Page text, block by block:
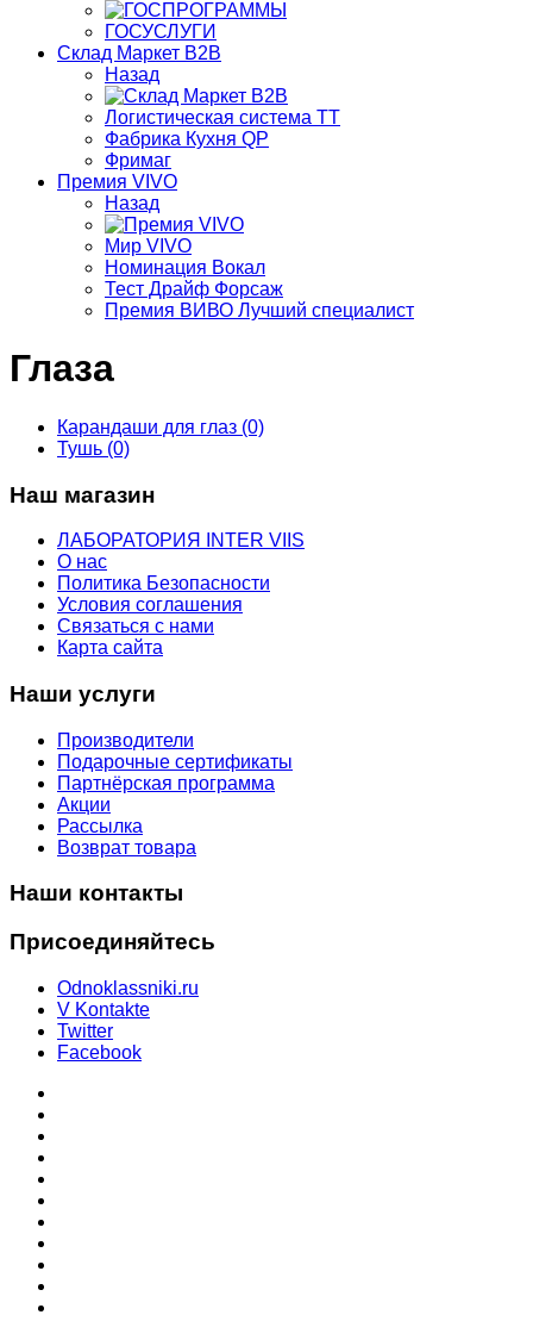
ГОСУСЛУГИ
Склад Маркет В2В
Назад
Логистическая система ТТ
Фабрика Кухня QP
Фримаг
Премия VIVO
Назад
Мир VIVO
Номинация Вокал
Тест Драйф Форсаж
Премия ВИВО Лучший специалист
Глаза
Карандаши для глаз (0)
Тушь (0)
Наш магазин
ЛАБОРАТОРИЯ INTER VIIS
О нас
Политика Безопасности
Условия соглашения
Связаться с нами
Карта сайта
Наши услуги
Производители
Подарочные сертификаты
Партнёрская программа
Акции
Рассылка
Возврат товара
Наши контакты
Присоединяйтесь
Odnoklassniki.ru
V Kontakte
Twitter
Facebook